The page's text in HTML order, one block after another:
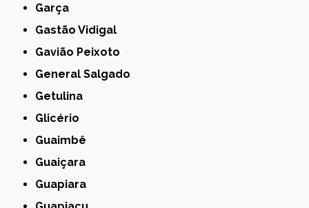
Garça
Gastão Vidigal
Gavião Peixoto
General Salgado
Getulina
Glicério
Guaimbê
Guaiçara
Guapiara